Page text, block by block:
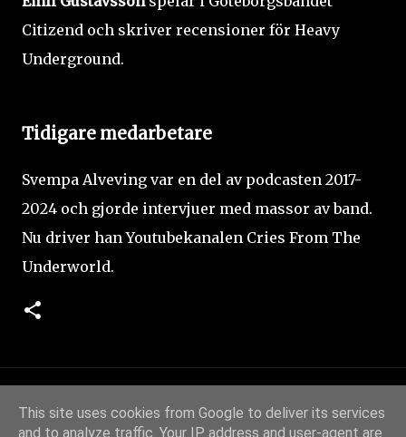
Citizend och skriver recensioner för Heavy
Underground.
Tidigare medarbetare
Svempa Alveving var en del av podcasten 2017-
2024 och gjorde intervjuer med massor av band.
Nu driver han Youtubekanalen Cries From The
Underworld.
This site uses cookies from Google to deliver its services
and to analyze traffic. Your IP address and user-agent are